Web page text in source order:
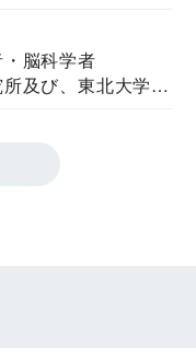
脳科学者
及び、東北大学大